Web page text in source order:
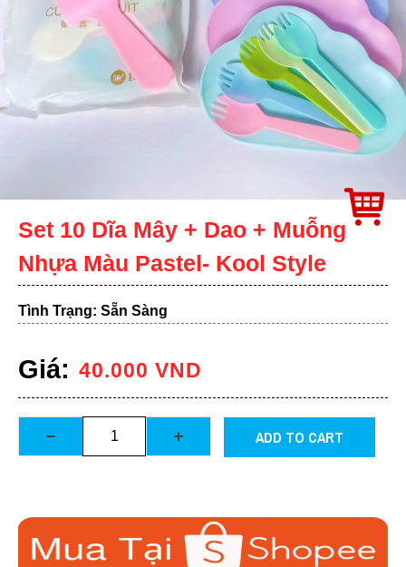
Set 10 Dĩa Mây + Dao + Muỗng
Nhựa Màu Pastel- Kool Style
Tình Trạng: Sẵn Sàng
Giá: 40.000 VND
ADD TO CART